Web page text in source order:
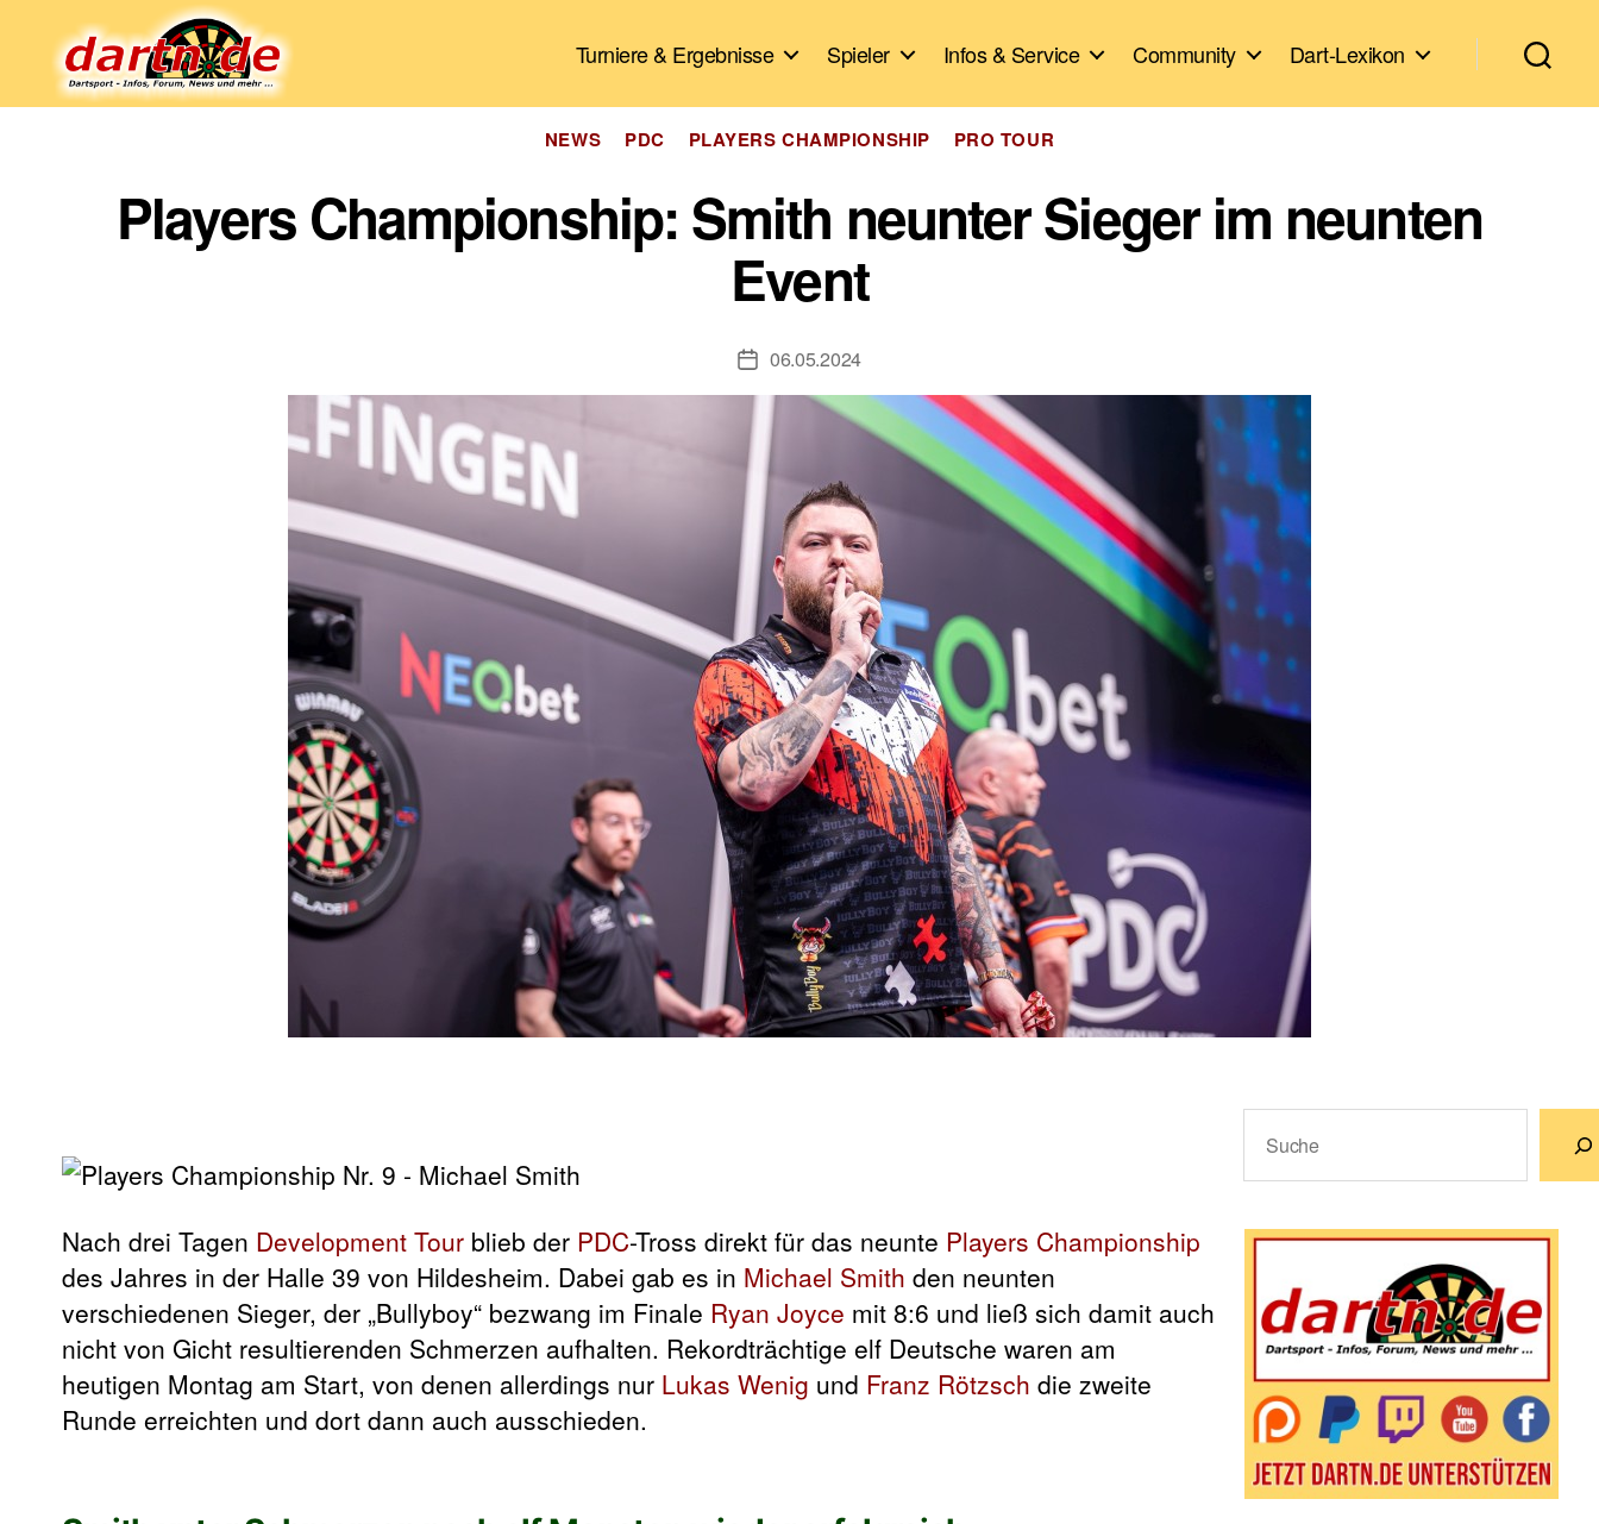
Turniere & Ergebnisse Spieler Infos & Service Community Dart-Lexikon
Kategorien
NEWS PDC PLAYERS CHAMPIONSHIP PRO TOUR
Players Championship: Smith neunter Sieger im neunten
Event
Veröffentlichungsdatum
06.05.2024
Nach drei Tagen Development Tour blieb der PDC-Tross direkt für das neunte Players Championship
des Jahres in der Halle 39 von Hildesheim. Dabei gab es in Michael Smith den neunten
verschiedenen Sieger, der „Bullyboy“ bezwang im Finale Ryan Joyce mit 8:6 und ließ sich damit auch
nicht von Gicht resultierenden Schmerzen aufhalten. Rekordträchtige elf Deutsche waren am
heutigen Montag am Start, von denen allerdings nur Lukas Wenig und Franz Rötzsch die zweite
Runde erreichten und dort dann auch ausschieden.